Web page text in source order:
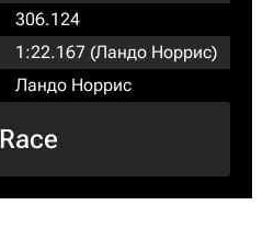
306.124
1:22.167 (Ландо Норрис)
Ландо Норрис
Race